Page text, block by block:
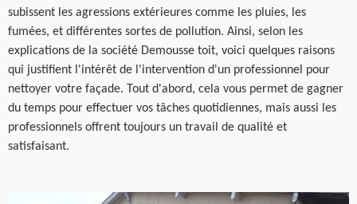
subissent les agressions extérieures comme les pluies, les
fumées, et différentes sortes de pollution. Ainsi, selon les
explications de la société Demousse toit, voici quelques raisons
qui justifient l'intérêt de l'intervention d'un professionnel pour
nettoyer votre façade. Tout d'abord, cela vous permet de gagner
du temps pour effectuer vos tâches quotidiennes, mais aussi les
professionnels offrent toujours un travail de qualité et
satisfaisant.